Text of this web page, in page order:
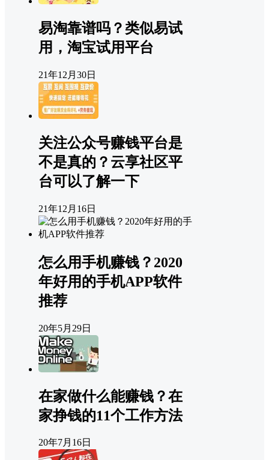
易淘靠谱吗？类似易试
用，淘宝试用平台
21年12月30日
关注公众号赚钱平台是
不是真的？云享社区平
台可以了解一下
21年12月16日
怎么用手机赚钱？2020
年好用的手机APP软件
推荐
20年5月29日
在家做什么能赚钱？在
家挣钱的11个工作方法
20年7月16日